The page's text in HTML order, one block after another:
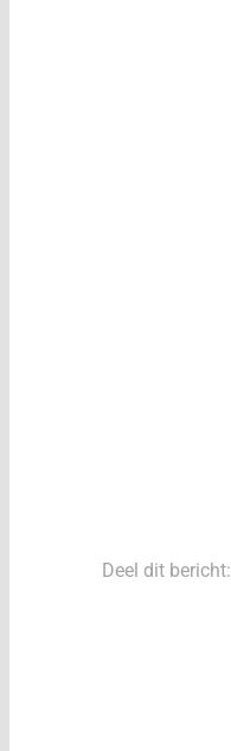
Deel dit bericht: